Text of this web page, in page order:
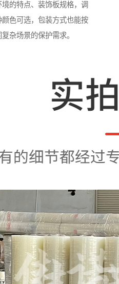
的特点、装饰板规格，调
色可选，包装方式也能按
杂场景的保护需求。